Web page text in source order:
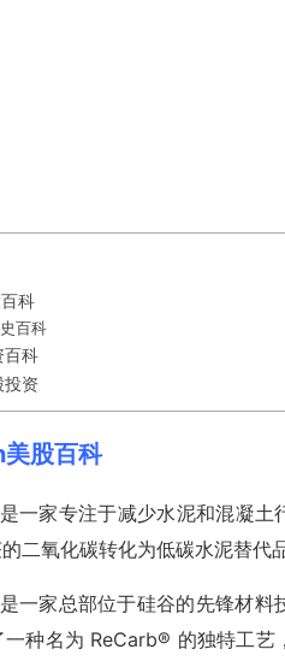
科
百科
科
资
股百科
一家专注于减少水泥和混凝土
二氧化碳转化为低碳水泥替代品
一家总部位于硅谷的先锋材料
种名为 ReCarb® 的独特工